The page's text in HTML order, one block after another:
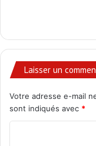
Laisser un
Votre adresse e-mail
sont indiqués avec *